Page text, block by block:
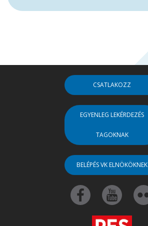
CSATLAKOZZ
EGYENLEG LEKÉRDEZÉS
TAGOKNAK
BELÉPÉS VK ELNÖKÖKNEK